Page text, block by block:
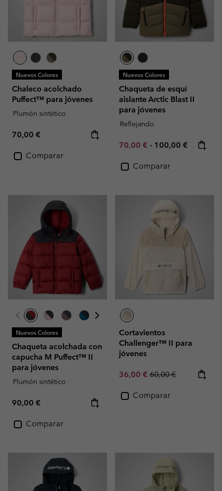
Nuevos Colores
Chaleco acolchado
Puffect™ para jóvenes
Plumón sintético
Regular price:
70,00 €
Comparar
Nuevos Colores
Chaqueta de esquí
aislante Arctic Blast II
para jóvenes
Reflejando
Minimum sale price:
70,00 € - Maximum price:
100,00 €
Comparar
Nuevos Colores
Chaqueta acolchada con
capucha M Puffect™ II
para jóvenes
Plumón sintético
Regular price:
90,00 €
Comparar
Cortavientos
Challenger™ II para
jóvenes
Sale price:
36,00 € Regular price:
60,00 €
Comparar